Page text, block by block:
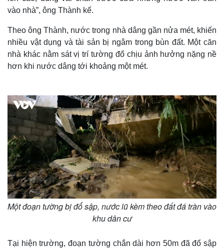
vào nhà”, ông Thành kể.
Theo ông Thành, nước trong nhà dâng gần nửa mét, khiến
nhiều vật dụng và tài sản bị ngâm trong bùn đất. Một căn
nhà khác nằm sát vị trí tường đổ chịu ảnh hưởng nặng nề
hơn khi nước dâng tới khoảng một mét.
Một đoạn tường bị đổ sập, nước lũ kèm theo đất đá tràn vào
khu dân cư
Tại hiện trường, đoạn tường chắn dài hơn 50m đã đổ sập